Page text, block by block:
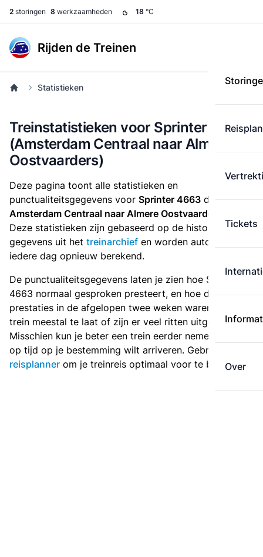
2 storingen 8 werkzaamheden 18 °C
Rijden de Treinen
Tickets
Over
Statistieken
Treinstatistieken voor Sprinter 4663
(Amsterdam Centraal naar Almere
Oostvaarders)
Deze pagina toont alle statistieken en
punctualiteitsgegevens voor Sprinter 4663 dievan
Amsterdam Centraal naar Almere Oostvaarders
Deze statistieken zijn gebaseerd op de historische
gegevens uit het treinarchief en worden automatisch
iedere dag opnieuw berekend.
De punctualiteitsgegevens laten je zien hoe Sprinter
4663 normaal gesproken presteert, en hoe de
prestaties in de afgelopen twee weken waren. Is deze
trein meestal te laat of zijn er veel ritten uitgevallen?
Misschien kun je beter een trein eerder nemen als je
op tijd op je bestemming wilt arriveren. Gebruik de
reisplanner om je treinreis optimaal voor te bereiden.